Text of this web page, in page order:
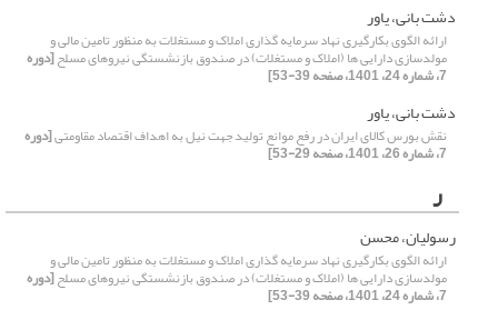
دشت بانی، یاور
ارائه الگوی بکارگیری نهاد سرمایه گذاری املاک و مستغلات به منظور تامین مالی و
مولدسازی دارایی ها (املاک و مستغلات) در صندوق بازنشستگی نیروهای مسلح[دوره
7، شماره 24، 1401، صفحه 39-53]
دشت بانی، یاور
نقش بورس کالای ایران در رفع موانع تولید جهت نیل به اهداف اقتصاد مقاومتی[دوره
7، شماره 26، 1401، صفحه 29-53]
ر
رسولیان، محسن
ارائه الگوی بکارگیری نهاد سرمایه گذاری املاک و مستغلات به منظور تامین مالی و
مولدسازی دارایی ها (املاک و مستغلات) در صندوق بازنشستگی نیروهای مسلح[دوره
7، شماره 24، 1401، صفحه 39-53]